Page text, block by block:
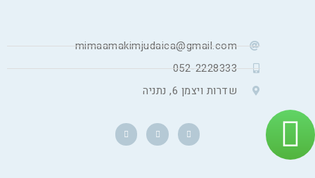
mimaamakimjudaica@gmail.com
052-2228333
שדרות ויצמן 6, נתניה